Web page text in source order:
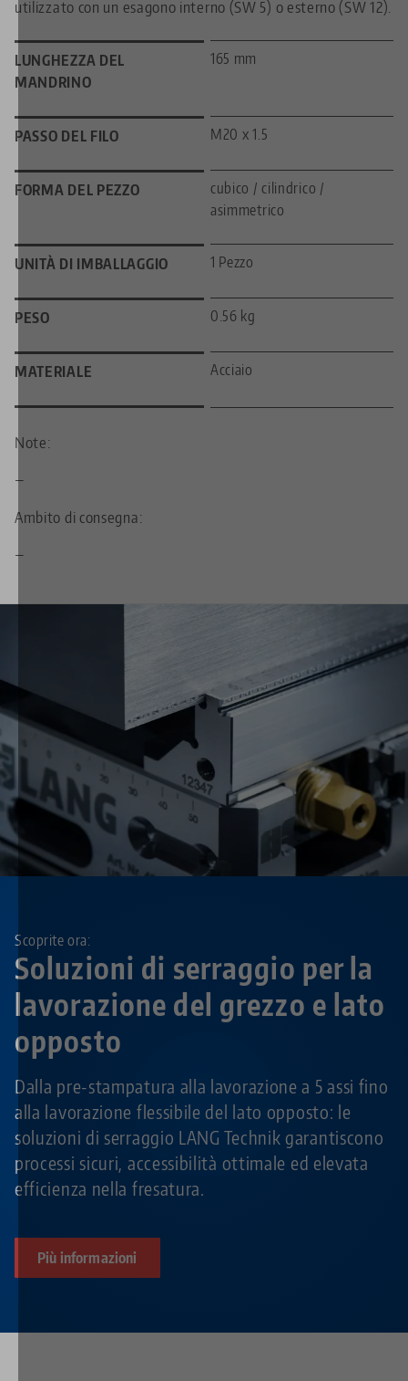
utilizzato con un esagono interno (SW 5) o esterno (SW 12).
LUNGHEZZA DEL
MANDRINO
165 mm
PASSO DEL FILO M20 x 1.5
FORMA DEL PEZZO
cubico / cilindrico /
asimmetrico
UNITÀ DI IMBALLAGGIO 1 Pezzo
PESO 0.56 kg
MATERIALE Acciaio
Note:
—
Ambito di consegna:
—
Soluzioni di serraggio per la
lavorazione del grezzo e lato
opposto
Scoprite ora:
Dalla pre-stampatura alla lavorazione a 5 assi fino
alla lavorazione flessibile del lato opposto: le
soluzioni di serraggio LANG Technik garantiscono
processi sicuri, accessibilità ottimale ed elevata
efficienza nella fresatura.
Più informazioni